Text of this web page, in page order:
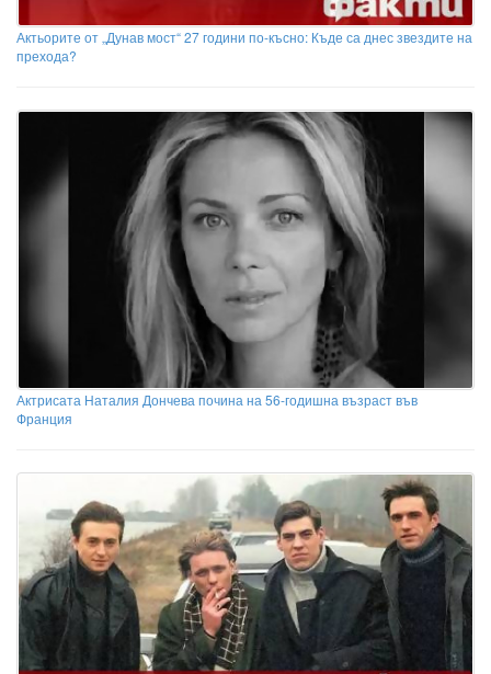
Актьорите от „Дунав мост“ 27 години по-късно: Къде са днес звездите на
прехода?
Актрисата Наталия Дончева почина на 56-годишна възраст във
Франция